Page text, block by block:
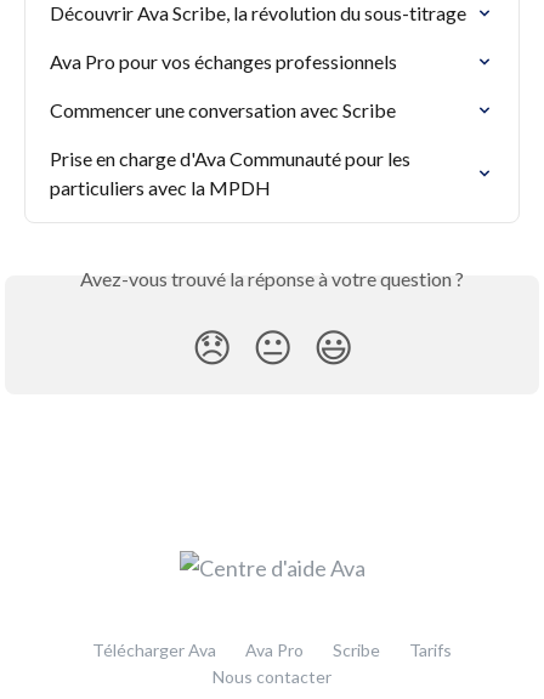
Découvrir Ava Scribe, la révolution du sous-titrage
Ava Pro pour vos échanges professionnels
Commencer une conversation avec Scribe
Prise en charge d'Ava Communauté pour les
particuliers avec la MPDH
Avez-vous trouvé la réponse à votre question ?
😞 😐 😃
Télécharger Ava Ava Pro Scribe
Tarifs
Nous contacter